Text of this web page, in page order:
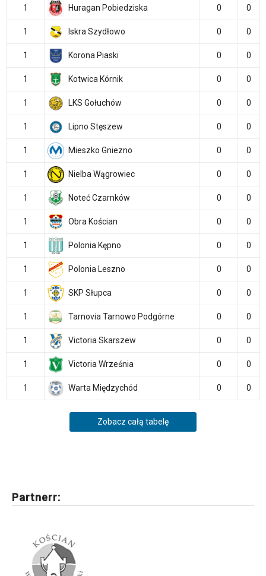
1 Huragan Pobiedziska 0 0
1 Iskra Szydłowo 0 0
1 Korona Piaski 0 0
1 Kotwica Kórnik 0 0
1 LKS Gołuchów 0 0
1 Lipno Stęszew 0 0
1 Mieszko Gniezno 0 0
1 Nielba Wągrowiec 0 0
1 Noteć Czarnków 0 0
1 Obra Kościan 0 0
1 Polonia Kępno 0 0
1 Polonia Leszno 0 0
1 SKP Słupca 0 0
1 Tarnovia Tarnowo Podgórne 0 0
1 Victoria Skarszew 0 0
1 Victoria Września 0 0
1 Warta Międzychód 0 0
Zobacz całą tabelę
Partnerr: